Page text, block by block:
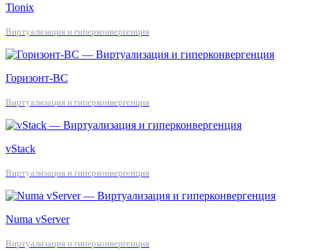
Tionix
Виртуализация и гиперконвергенция
Горизонт-ВС
Виртуализация и гиперконвергенция
vStack
Виртуализация и гиперконвергенция
Numa vServer
Виртуализация и гиперконвергенция